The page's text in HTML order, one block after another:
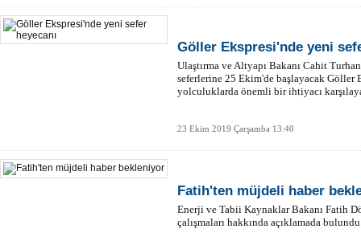
Göller Ekspresi'nde yeni
Ulaştırma ve Altyapı Bakanı Cahit
seferlerine 25 Ekim'de başlayacak Göller
yolculuklarda önemli bir ihtiyacı
23 Ekim 2019 Çarşamba 13:40
Fatih'ten müjdeli haber
Enerji ve Tabii Kaynaklar Bakanı Fatih
çalışmaları hakkında açıklamada